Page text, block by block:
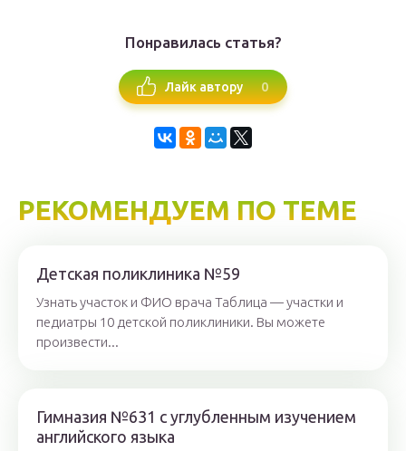
Понравилась статья?
Лайк автору 0
РЕКОМЕНДУЕМ ПО ТЕМЕ
Детская поликлиника №59
Узнать участок и ФИО врача Таблица — участки и
педиатры 10 детской поликлиники. Вы можете
произвести...
Гимназия №631 с углубленным изучением
английского языка